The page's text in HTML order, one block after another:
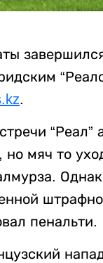
.
“Реал”
мяч то
пенальти.